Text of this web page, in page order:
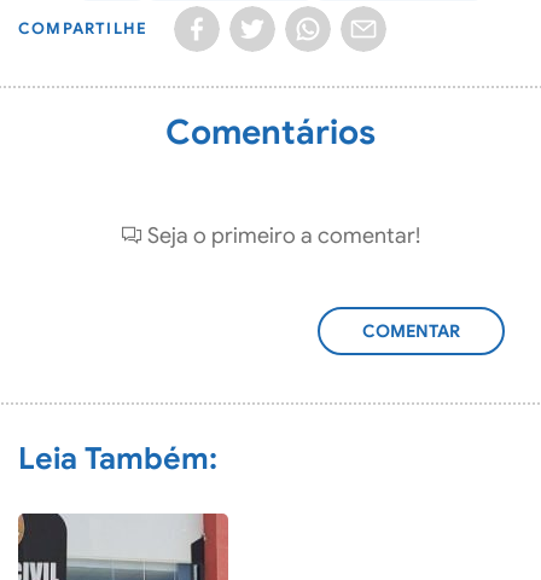
COMPARTILHE
Comentários
Seja o primeiro a comentar!
ADICIONAR
Leia Também: